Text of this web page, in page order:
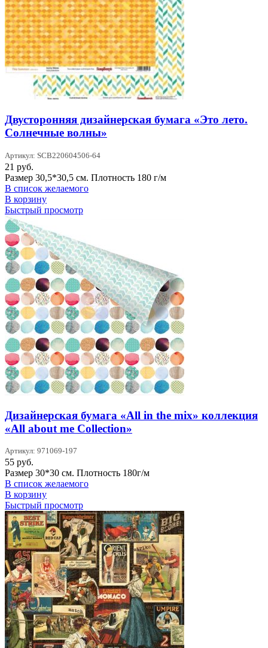
Двусторонняя дизайнерская бумага «Это лето.
Солнечные волны»
Артикул: SCB220604506-64
21 руб.
Размер 30,5*30,5 см. Плотность 180 г/м
В список желаемого
В корзину
Быстрый просмотр
Дизайнерская бумага «All in the mix» коллекция
«All about me Collection»
Артикул: 971069-197
55 руб.
Размер 30*30 см. Плотность 180г/м
В список желаемого
В корзину
Быстрый просмотр